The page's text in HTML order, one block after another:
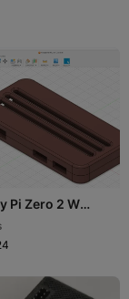
Pi Zero 2 W